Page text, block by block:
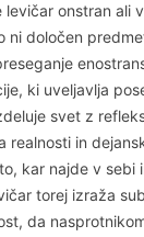
levičar onstran ali
ni določen
ki uveljavlja
svet z
realnosti in
kar najde v sebi
torej izraža
da